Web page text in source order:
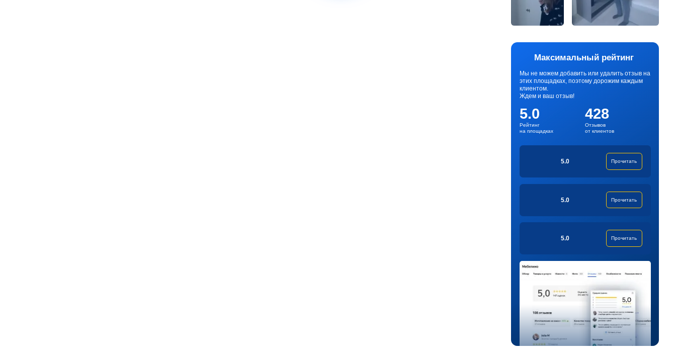
Максимальный рейтинг
Мы не можем добавить или удалить отзыв на
этих площадках, поэтому дорожим каждым
клиентом.
Ждем и ваш отзыв!
5.0
Рейтинг
на площадках
428
Отзывов
от клиентов
5.0 Прочитать
5.0 Прочитать
5.0 Прочитать